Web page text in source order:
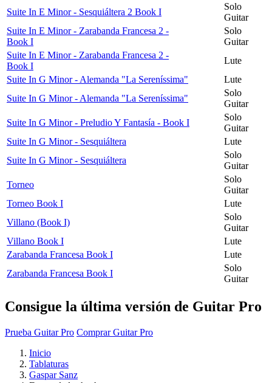
Suite In E Minor - Sesquiáltera 2 Book I
Solo
Guitar
Suite In E Minor - Zarabanda Francesa 2 -
Book I
Solo
Guitar
Suite In E Minor - Zarabanda Francesa 2 -
Book I
Lute
Suite In G Minor - Alemanda "La Sereníssima"
Lute
Suite In G Minor - Alemanda "La Sereníssima"
Solo
Guitar
Suite In G Minor - Preludio Y Fantasía - Book I
Solo
Guitar
Suite In G Minor - Sesquiáltera
Lute
Suite In G Minor - Sesquiáltera
Solo
Guitar
Torneo
Solo
Guitar
Torneo Book I
Lute
Villano (Book I)
Solo
Guitar
Villano Book I
Lute
Zarabanda Francesa Book I
Lute
Zarabanda Francesa Book I
Solo
Guitar
Consigue la última versión de Guitar Pro
Prueba Guitar Pro Comprar Guitar Pro
Inicio
Tablaturas
Gaspar Sanz